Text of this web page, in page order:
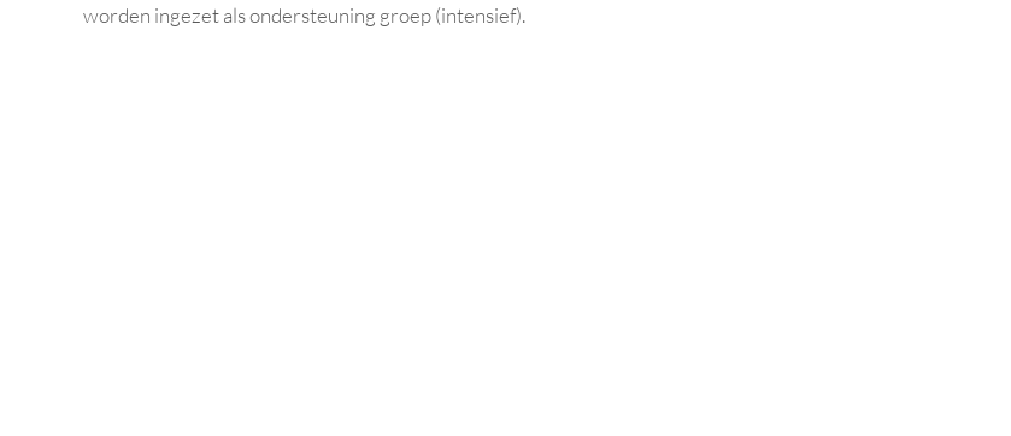
worden ingezet als ondersteuning groep (intensief).